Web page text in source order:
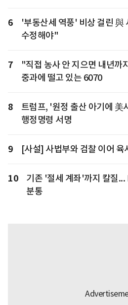
6
'부동산세 역풍' 비상 걸린 與
수정해야"
7
"직접 농사 안 지으면 내년
중과에 떨고 있는 6070
8
트럼프, '원정 출산 아기에 美
행정명령 서명
9 [사설] 사법부와 검찰 이어
10
기존 '절세 계좌'까지 칼질...
분통